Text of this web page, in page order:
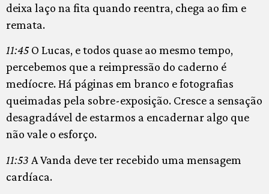
deixa laço na fita quando reentra, chega ao fim e
remata.
11:45O Lucas, e todos quase ao mesmo tempo,
percebemos que a reimpressão do caderno é
medíocre. Há páginas em branco e fotografias
queimadas pela sobre-exposição. Cresce a sensação
desagradável de estarmos a encadernar algo que
não vale o esforço.
11:53 A Vanda deve ter recebido uma mensagem
cardíaca.